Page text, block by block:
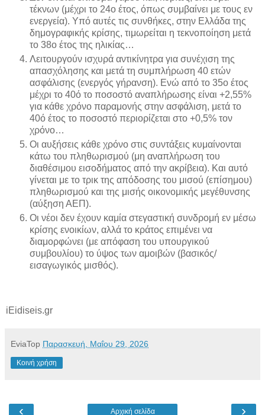
τέκνων (μέχρι το 24ο έτος, όπως συμβαίνει με τους εν
ενεργεία). Υπό αυτές τις συνθήκες, στην Ελλάδα της
δημογραφικής κρίσης, τιμωρείται η τεκνοποίηση μετά
το 38ο έτος της ηλικίας…
Λειτουργούν ισχυρά αντικίνητρα για συνέχιση της
απασχόλησης και μετά τη συμπλήρωση 40 ετών
ασφάλισης (ενεργός γήρανση). Ενώ από το 35ο έτος
μέχρι το 40ό το ποσοστό αναπλήρωσης είναι +2,55%
για κάθε χρόνο παραμονής στην ασφάλιση, μετά το
40ό έτος το ποσοστό περιορίζεται στο +0,5% τον
χρόνο…
Οι αυξήσεις κάθε χρόνο στις συντάξεις κυμαίνονται
κάτω του πληθωρισμού (μη αναπλήρωση του
διαθέσιμου εισοδήματος από την ακρίβεια). Και αυτό
γίνεται με το τρικ της απόδοσης του μισού (επίσημου)
πληθωρισμού και της μισής οικονομικής μεγέθυνσης
(αύξηση ΑΕΠ).
Οι νέοι δεν έχουν καμία στεγαστική συνδρομή εν μέσω
κρίσης ενοικίων, αλλά το κράτος επιμένει να
διαμορφώνει (με απόφαση του υπουργικού
συμβουλίου) το ύψος των αμοιβών (βασικός/
εισαγωγικός μισθός).
iEidiseis.gr
EviaTop Παρασκευή, Μαΐου 29, 2026
Κοινή χρήση
‹ ›
Αρχική σελίδα